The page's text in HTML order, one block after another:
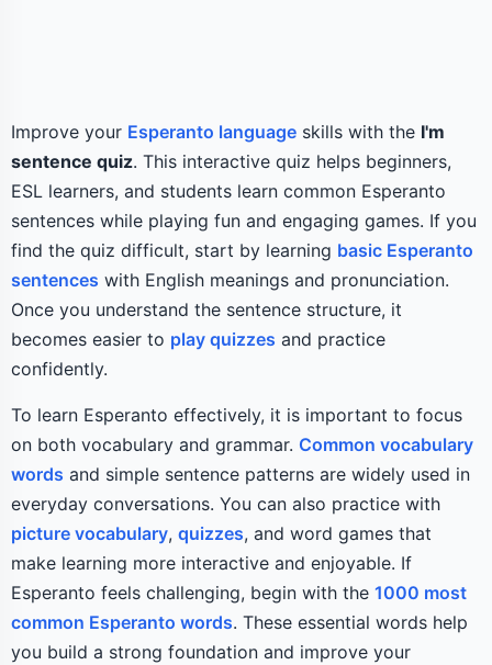
Improve your Esperanto language skills with the I'm
sentence quiz. This interactive quiz helps beginners,
ESL learners, and students learn common Esperanto
sentences while playing fun and engaging games. If you
find the quiz difficult, start by learning basic Esperanto
sentences with English meanings and pronunciation.
Once you understand the sentence structure, it
becomes easier to play quizzes and practice
confidently.
To learn Esperanto effectively, it is important to focus
on both vocabulary and grammar. Common vocabulary
words and simple sentence patterns are widely used in
everyday conversations. You can also practice with
picture vocabulary, quizzes, and word games that
make learning more interactive and enjoyable. If
Esperanto feels challenging, begin with the 1000 most
common Esperanto words. These essential words help
you build a strong foundation and improve your